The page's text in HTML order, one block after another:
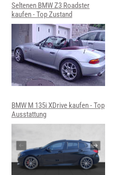
Seltenen BMW Z3 Roadster
kaufen - Top Zustand
BMW M 135i XDrive kaufen - Top
Ausstattung